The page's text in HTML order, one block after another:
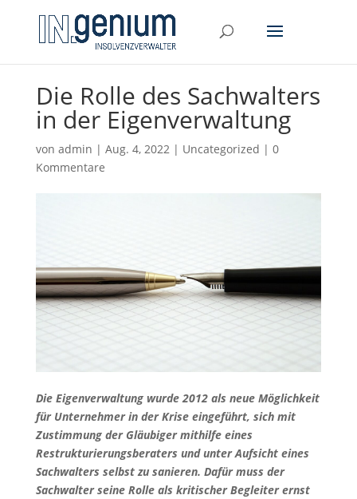
Die Rolle des Sachwalters
in der Eigenverwaltung
von admin | Aug. 4, 2022| Uncategorized | 0
Kommentare
Die Eigenverwaltung wurde 2012 als neue Möglichkeit
für Unternehmer in der Krise eingeführt, sich mit
Zustimmung der Gläubiger mithilfe eines
Restrukturierungsberaters und unter Aufsicht eines
Sachwalters selbst zu sanieren. Dafür muss der
Sachwalter seine Rolle als kritischer Begleiter ernst